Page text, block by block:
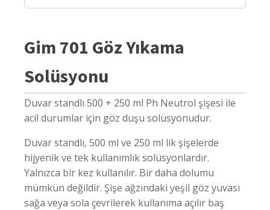
Gim 701 Göz Yıkama
Solüsyonu
Duvar standlı 500 + 250 ml Ph Neutrol şişesi ile
acil durumlar için göz duşu solüsyonudur.
Duvar standlı, 500 ml ve 250 ml lik şişelerde
hijyenik ve tek kullanımlık solüsyonlardır.
Yalnızca bir kez kullanılır. Bir daha dolumu
mümkün değildir. Şişe ağzındaki yeşil göz yuvası
sağa veya sola çevrilerek kullanıma açılır baş